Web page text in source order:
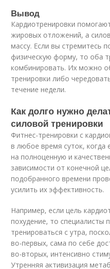
Вывод
Кардиотренировки
жировых отложений, а
массу. Если вы стремитесь
физическую форму, то оба
комбинировать. Их можно
тренировки либо
течение недели.
Как долго нужно
силовой тренировки
Фитнес-тренировки с
в любое время суток, когда
на полноценную и
зависимости от конечной
подобранного времени
усилить их эффективность.
Например, если цель
похудение, то специалисты
тренироваться с утра,
во-первых, сама по себе
во-вторых, интенсивно
Утренняя активизация